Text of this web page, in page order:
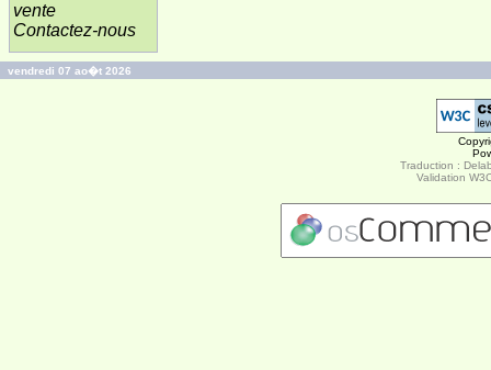
vente
Contactez-nous
vendredi 07 ao�t 2026
Traduction :
Validation